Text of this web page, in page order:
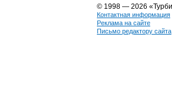
© 1998 — 2026
Контактная информация
Реклама на сайте
Письмо редактору сайта